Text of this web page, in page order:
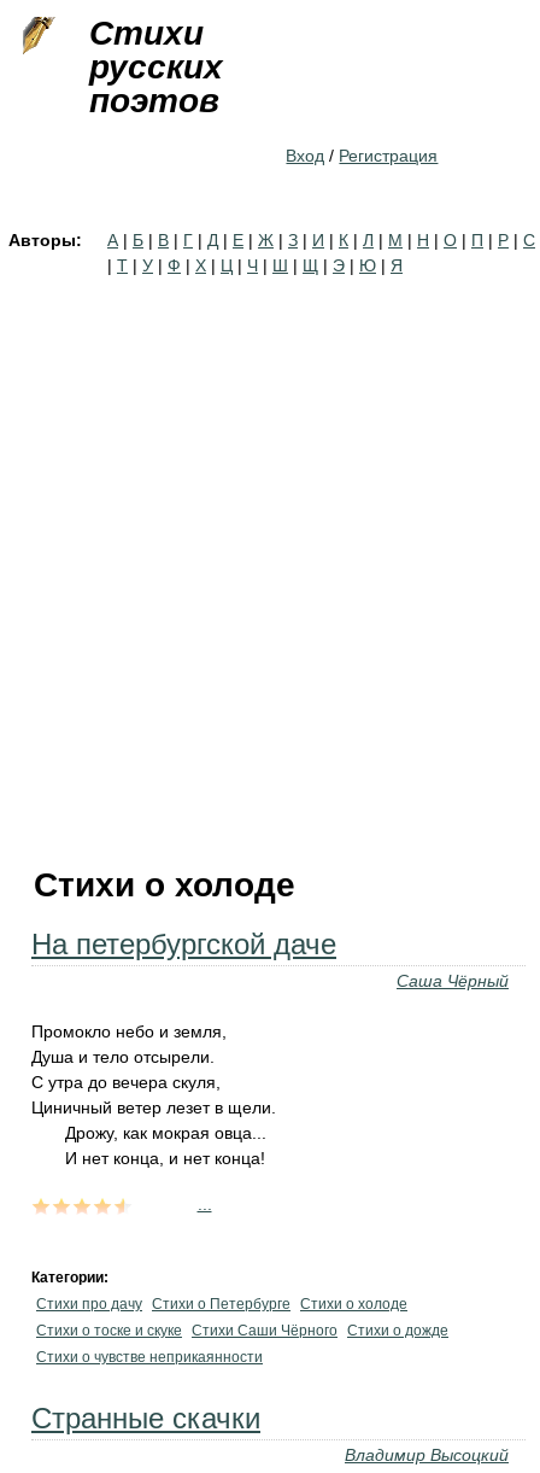
Стихи
русских
поэтов
Вход / Регистрация
Авторы: А | Б | В | Г | Д | Е | Ж | З | И | К | Л | М | Н | О | П | Р | С
| Т | У | Ф | Х | Ц | Ч | Ш | Щ | Э | Ю | Я
Стихи о холоде
На петербургской даче
Саша Чёрный
Промокло небо и земля,
Душа и тело отсырели.
С утра до вечера скуля,
Циничный ветер лезет в щели.
Дрожу, как мокрая овца...
И нет конца, и нет конца!
Категории:
Стихи про дачу Стихи о Петербурге
Стихи о холоде
Стихи о тоске и скуке
Стихи Саши Чёрного Стихи о дожде
Стихи о чувстве неприкаянности
Странные скачки
Владимир Высоцкий